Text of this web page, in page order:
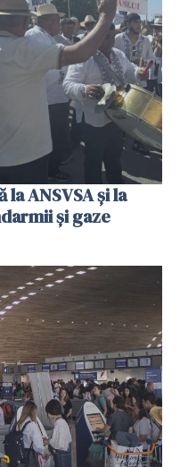
ANSVSA și la
și gaze